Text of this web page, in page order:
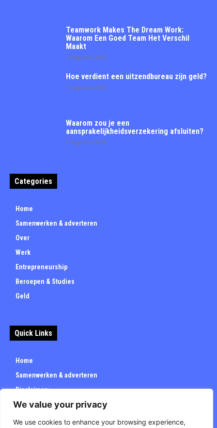
We value your privacy
We use cookies to enhance your browsing experience,
Teamwork Makes The Dream Work:
Waarom Een Goed Team Het Verschil
Maakt
7 augustus 2026
Hoe verdient een uitzendbureau zijn geld?
7 augustus 2026
Waarom zou je een
aansprakelijkheidsverzekering afsluiten?
7 augustus 2026
Categories
Home
Samenwerken & adverteren
Over
Werk
Entrepreneurship
Beroepen & Studies
Geld
Quick Links
Home
Samenwerken & adverteren
Disclaimer:
Over
Privacybeleid